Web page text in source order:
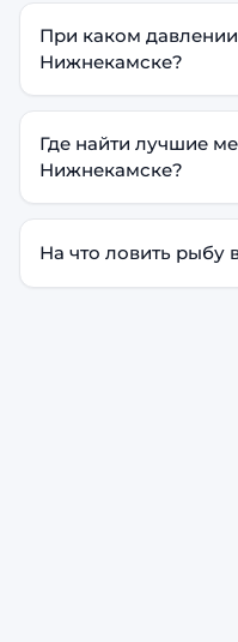
При каком
Нижнекамске?
Где найти лучшие
Нижнекамске?
На что ловить рыбу